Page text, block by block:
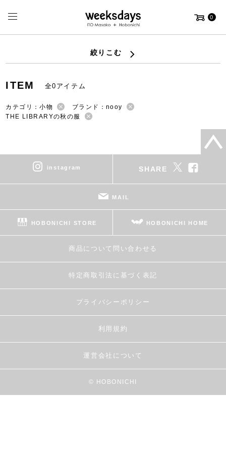
0
絞りこむ
ITEM 全0アイテム
カテゴリ：小物
ブランド：nooy
THE LIBRARYの秋の服
instagram SHARE
MAIL
HOBONICHI STORE HOBONICHI HOME
商品について問い合わせる
特定商取引法に基づく表記
プライバシーポリシー
利用規約
運営会社について
© HOBONICHI